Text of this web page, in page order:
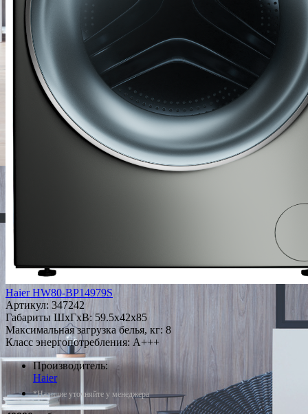
Haier HW80-BP14979S
Артикул: 347242
Габариты ШxГxВ: 59.5x42x85
Максимальная загрузка белья, кг: 8
Класс энергопотребления: A+++
Производитель:
Haier
*Наличие уточняйте у менеджера